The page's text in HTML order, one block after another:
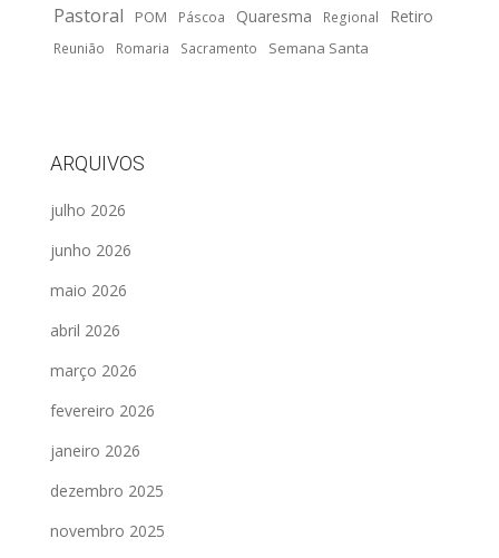
Pastoral
POM Páscoa Quaresma Regional Retiro
Reunião Romaria Sacramento Semana Santa
ARQUIVOS
julho 2026
junho 2026
maio 2026
abril 2026
março 2026
fevereiro 2026
janeiro 2026
dezembro 2025
novembro 2025